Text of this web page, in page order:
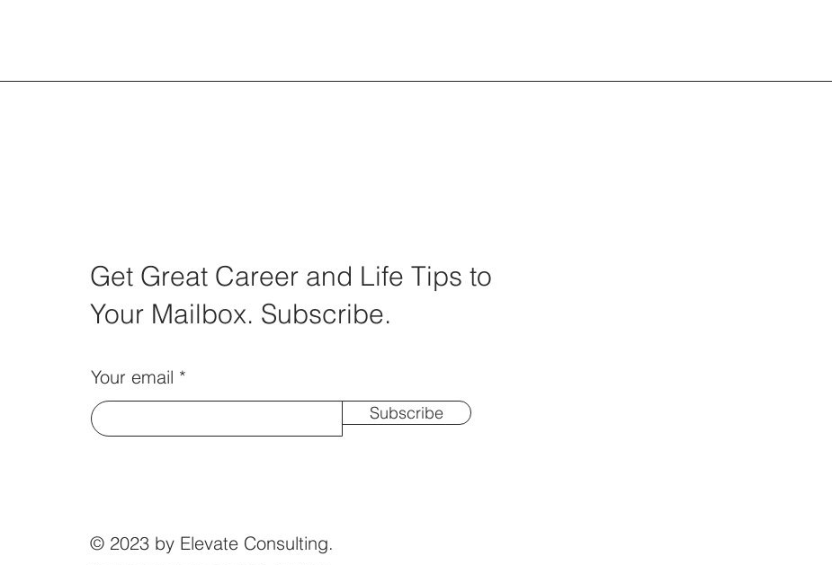
Get Great Career and Life Tips to
Your Mailbox. Subscribe.
Your email
Subscribe
© 2023 by Elevate Consulting.